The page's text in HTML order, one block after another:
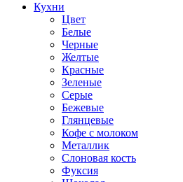
Кухни
Цвет
Белые
Черные
Желтые
Красные
Зеленые
Серые
Бежевые
Глянцевые
Кофе с молоком
Металлик
Слоновая кость
Фуксия